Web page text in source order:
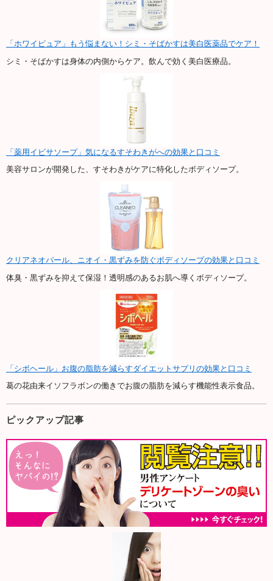
「ホワイピュア」もう悩まない！シミ・そばかすは美白医薬品でケア！
シミ・そばかすは身体の内側からケア。飲んで効く美白医療品。
「薬用イビサソープ」気になるすそわきがへの効果と口コミ
美容サロンが開発した、すそわきがケアに特化したボディソープ。
クリアネオパール、ニオイ・黒ずみを防ぐボディソープの効果と口コミ
体臭・黒ずみを抑えて保湿！透明感のあるお肌へ導くボディソープ。
「シボヘール」お腹の脂肪を減らすダイエットサプリの効果と口コミ
葛の花由来イソフラボンの働きでお腹の脂肪を減らす機能性表示食品。
ピックアップ記事